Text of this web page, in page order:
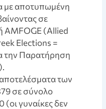
με αποτυπωμένη
σε
AMFOGE (Allied
Elections =
την Παρατήρηση
των
σε σύνολο
γυναίκες δεν